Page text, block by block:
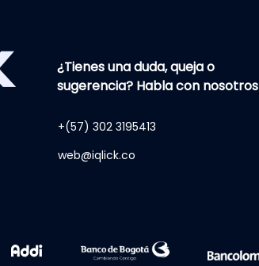
¿Tienes una duda, queja o
sugerencia? Habla con nosotros
+(57) 302 3195413
web@iqlick.co